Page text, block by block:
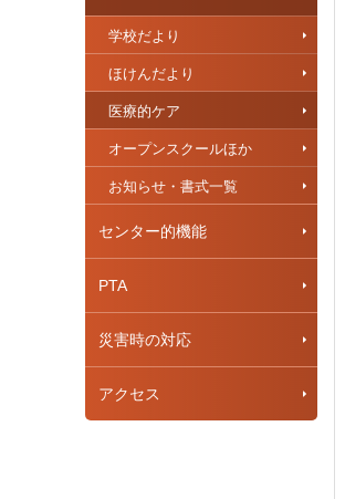
学校だより
ほけんだより
医療的ケア
オープンスクールほか
お知らせ・書式一覧
センター的機能
PTA
災害時の対応
アクセス